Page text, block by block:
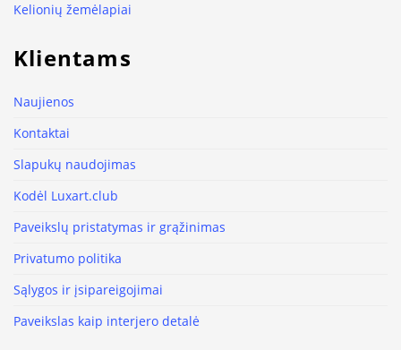
Kelionių žemėlapiai
Klientams
Naujienos
Kontaktai
Slapukų naudojimas
Kodėl Luxart.club
Paveikslų pristatymas ir grąžinimas
Privatumo politika
Sąlygos ir įsipareigojimai
Paveikslas kaip interjero detalė